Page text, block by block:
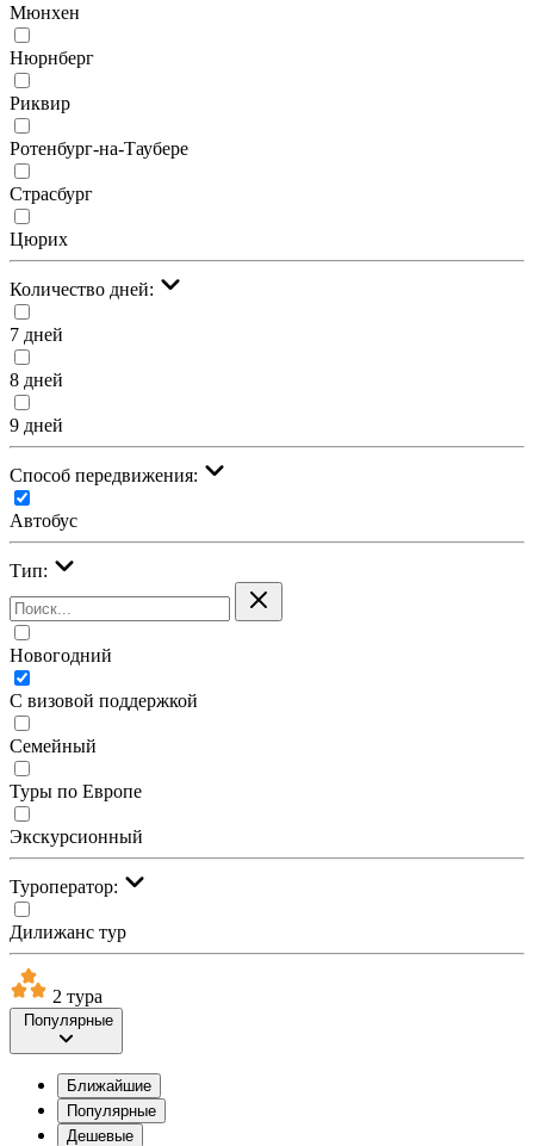
Мюнхен
Нюрнберг
Риквир
Ротенбург-на-Таубере
Страсбург
Цюрих
Количество дней:
7 дней
8 дней
9 дней
Cпособ передвижения:
Автобус
Тип:
Новогодний
С визовой поддержкой
Семейный
Туры по Европе
Экскурсионный
Туроператор:
Дилижанс тур
2 тура
Популярные
Ближайшие
Популярные
Дешевые